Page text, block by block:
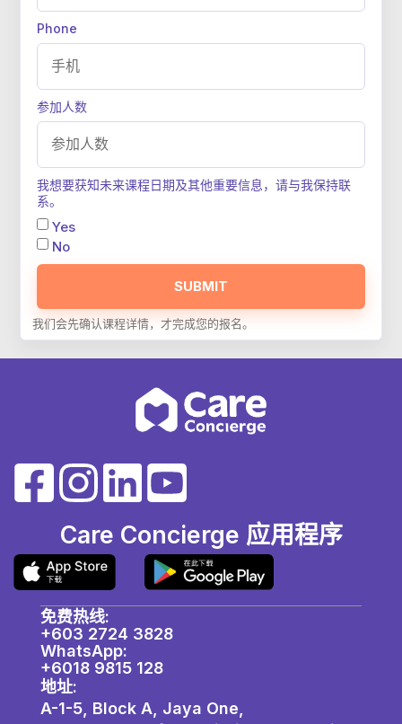
Phone
参加人数
我想要获知未来课程日期及其他重要信息，请与我保持联
系。
Yes
No
SUBMIT
Care Concierge 应用程序
免费热线:
+603 2724 3828
WhatsApp:
+6018 9815 128
地址:
A-1-5, Block A, Jaya One,